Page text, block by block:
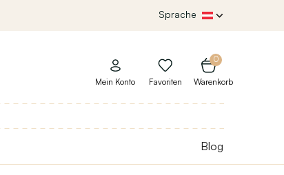
Sprache
0
Warenkorb
Mein Konto Favoriten
Blog